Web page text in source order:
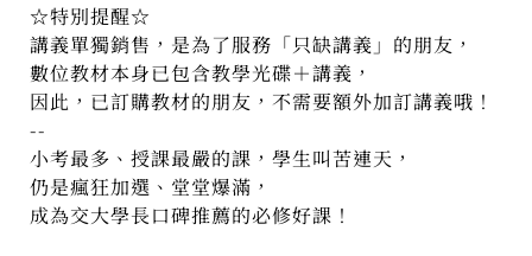
☆特別提醒☆
講義單獨銷售，是為了服務「只缺講義」的朋友，
數位教材本身已包含教學光碟＋講義，
因此，已訂購教材的朋友，不需要額外加訂講義哦！
--
小考最多、授課最嚴的課，學生叫苦連天，
仍是瘋狂加選、堂堂爆滿，
成為交大學長口碑推薦的必修好課！